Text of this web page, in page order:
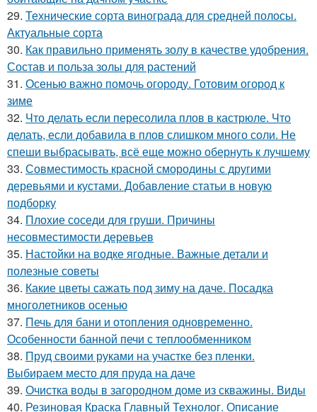
29. Технические сорта винограда для средней полосы.
Актуальные сорта
30. Как правильно применять золу в качестве удобрения.
Состав и польза золы для растений
31. Осенью важно помочь огороду. Готовим огород к
зиме
32. Что делать если пересолила плов в кастрюле. Что
делать, если добавила в плов слишком много соли. Не
спеши выбрасывать, всё еще можно обернуть к лучшему
33. Совместимость красной смородины с другими
деревьями и кустами. Добавление статьи в новую
подборку
34. Плохие соседи для груши. Причины
несовместимости деревьев
35. Настойки на водке ягодные. Важные детали и
полезные советы
36. Какие цветы сажать под зиму на даче. Посадка
многолетников осенью
37. Печь для бани и отопления одновременно.
Особенности банной печи с теплообменником
38. Пруд своими руками на участке без пленки.
Выбираем место для пруда на даче
39. Очистка воды в загородном доме из скважины. Виды
40. Резиновая Краска Главный Технолог. Описание